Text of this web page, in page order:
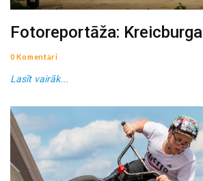
Fotoreportāža:
0 Komentāri
Lasīt vairāk...